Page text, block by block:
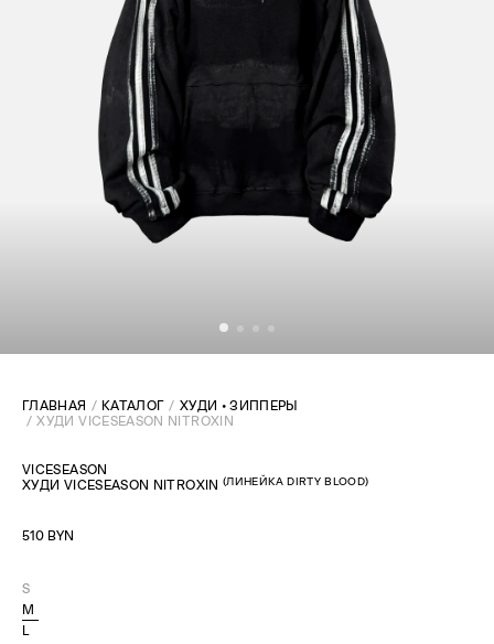
ГЛАВНАЯ КАТАЛОГ
ХУДИ • ЗИППЕРЫ
ХУДИ VICESEASON NITROXIN
VICESEASON
ХУДИ VICESEASON NITROXIN (ЛИНЕЙКА DIRTY BLOOD)
510 BYN
S
M